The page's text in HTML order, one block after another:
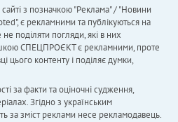
з позначкою "Реклама" / "Новини
є рекламними та публікуються на
поділяти погляди, які в них
СПЕЦПРОЄКТ є рекламними, проте
цього контенту і поділяє думки,
за факти та оціночні судження,
Згідно з українським
за зміст реклами несе рекламодавець.